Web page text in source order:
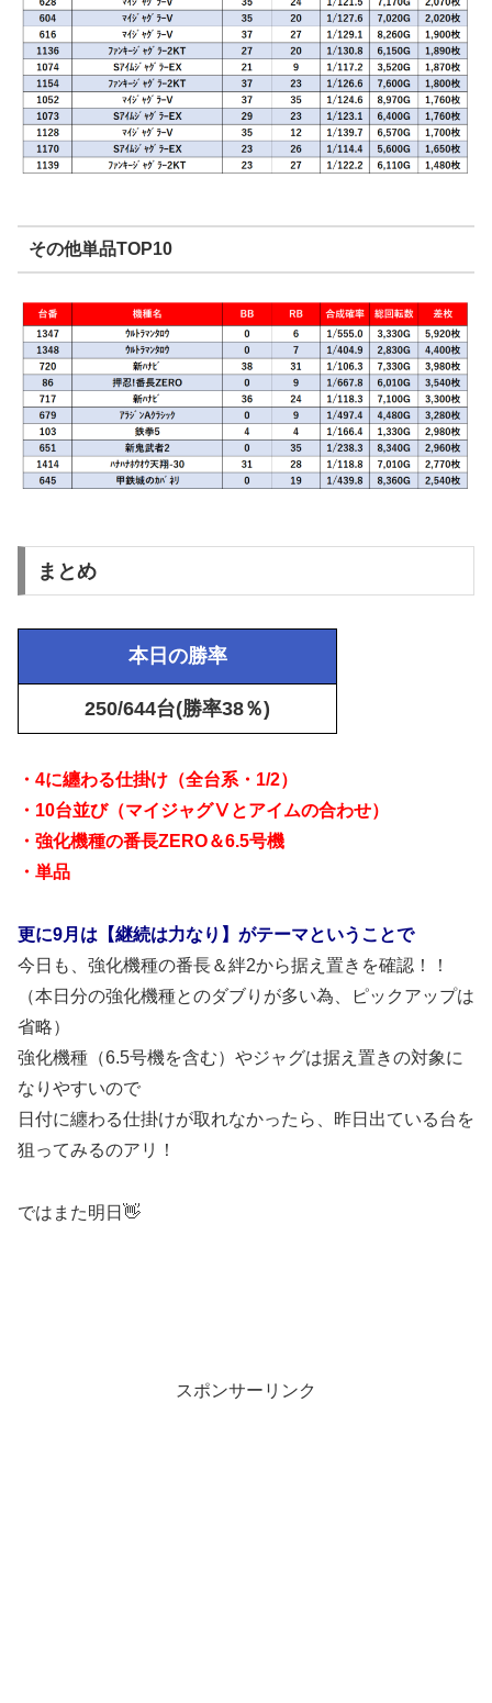
その他単品TOP10
まとめ
本日の勝率
250/644台(勝率38％)
・4に纏わる仕掛け（全台系・1/2）
・10台並び（マイジャグⅤとアイムの合わせ）
・強化機種の番長ZERO＆6.5号機
・単品
更に9月は【継続は力なり】がテーマということで
今日も、強化機種の番長＆絆2から据え置きを確認！！
（本日分の強化機種とのダブりが多い為、ピックアップは
省略）
強化機種（6.5号機を含む）やジャグは据え置きの対象に
なりやすいので
日付に纏わる仕掛けが取れなかったら、昨日出ている台を
狙ってみるのアリ！
ではまた明日👋
スポンサーリンク